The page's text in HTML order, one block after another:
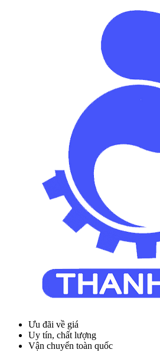
Ưu đãi về giá
Uy tín, chất lượng
Vận chuyển toàn quốc